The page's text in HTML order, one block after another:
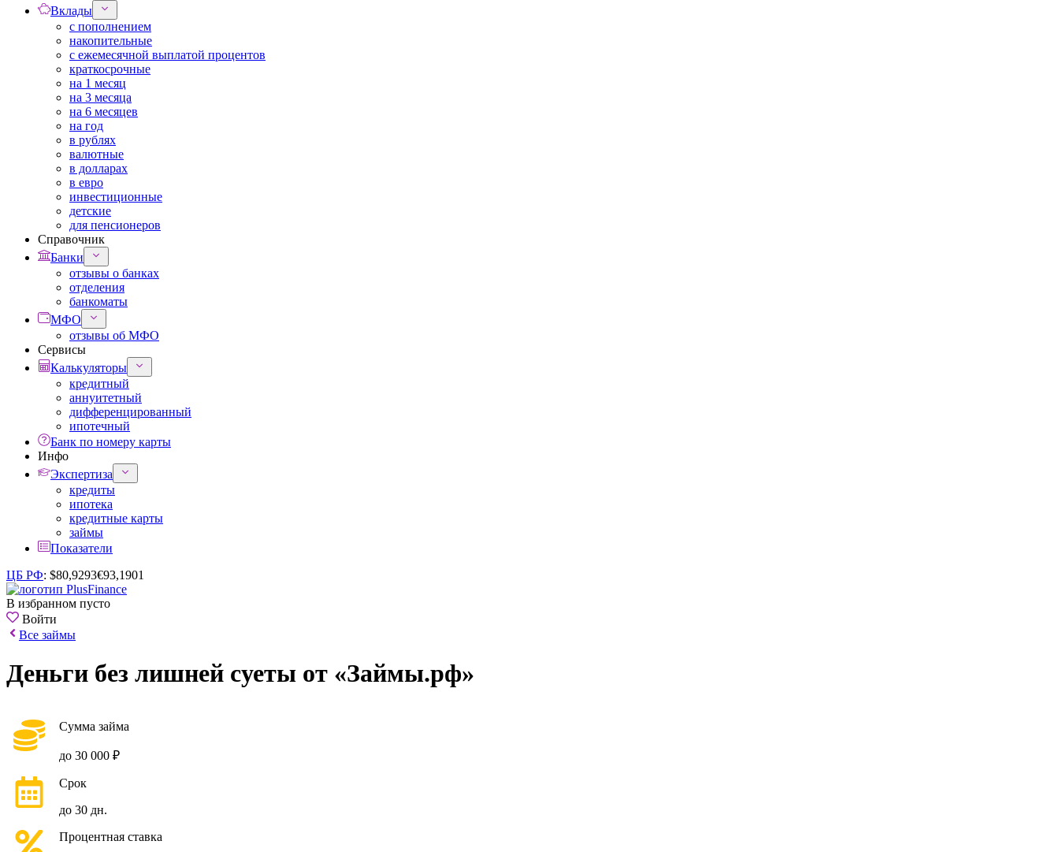
Вклады
с пополнением
накопительные
с ежемесячной выплатой процентов
краткосрочные
на 1 месяц
на 3 месяца
на 6 месяцев
на год
в рублях
валютные
в долларах
в евро
инвестиционные
детские
для пенсионеров
Справочник
Банки
отзывы о банках
отделения
банкоматы
МФО
отзывы об МФО
Сервисы
Калькуляторы
кредитный
аннуитетный
дифференцированный
ипотечный
Банк по номеру карты
Инфо
Экспертиза
кредиты
ипотека
кредитные карты
займы
Показатели
ЦБ РФ: $80,9293€93,1901
В избранном пусто
Войти
Все займы
Деньги без лишней суеты от «Займы.рф»
Сумма займа
до 30 000 ₽
Срок
до 30 дн.
Процентная ставка